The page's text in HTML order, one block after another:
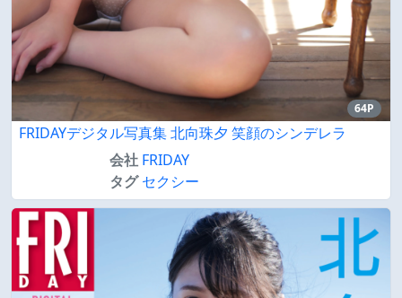
64P
FRIDAYデジタル写真集 北向珠夕 笑顔のシンデレラ
会社 FRIDAY
タグ セクシー